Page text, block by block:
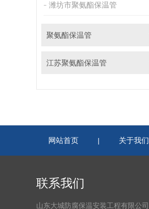
潍坊市聚氨酯保温管
聚氨酯保温管
江苏聚氨酯保温管
网站首页 | 关于我们
联系我们
山东大城防腐保温安装工程有限公司